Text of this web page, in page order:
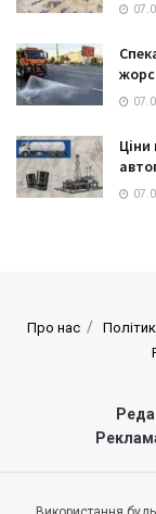
Ціни
Про нас